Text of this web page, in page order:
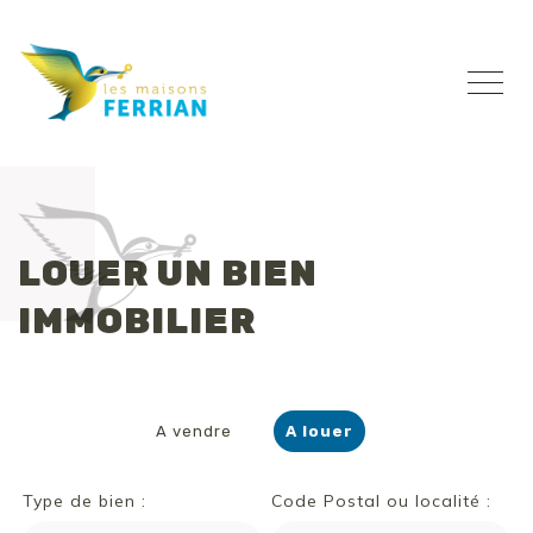
LOUER UN BIEN
IMMOBILIER
A vendre A louer
Type de bien : Code Postal ou localité :